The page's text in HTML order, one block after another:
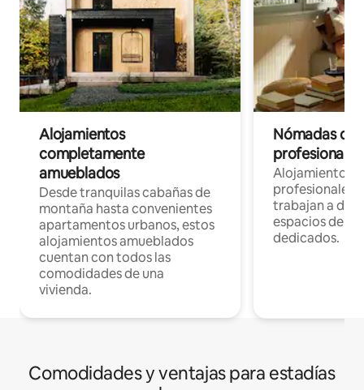
Alojamientos
completamente
amueblados
Desde tranquilas cabañas de
montaña hasta convenientes
apartamentos urbanos, estos
alojamientos amueblados
cuentan con todos las
comodidades de una
vivienda.
Nómadas
Alojamientos
profesionales
trabajan a
espacios de
dedicados.
Comodidades y ventajas para estadías